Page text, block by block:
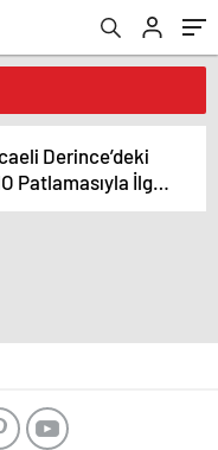
Derince’deki
Patlamasıyla İlgili
Raporu: